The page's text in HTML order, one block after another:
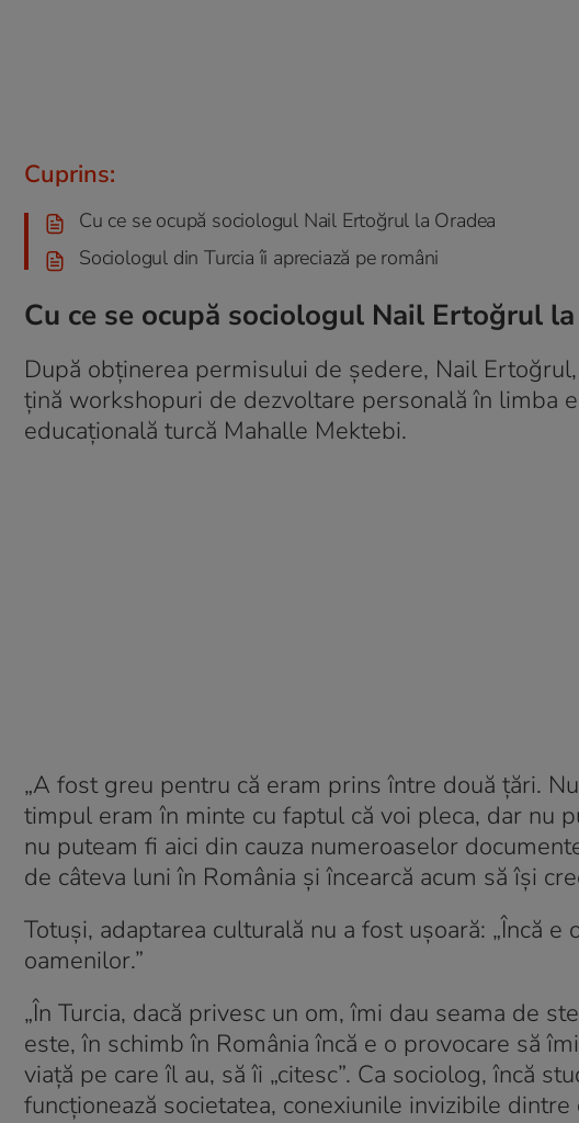
Cuprins:
Cu ce se ocupă sociologul Nail Ertoğrul la Oradea
Sociologul din Turcia îi apreciază pe români
Cu ce se ocupă sociologul Nail Ertoğrul
După obținerea permisului de ședere, Nail
țină workshopuri de dezvoltare personală în limba
educațională turcă Mahalle Mektebi.
„A fost greu pentru că eram prins între două ţări.
timpul eram în minte cu faptul că voi pleca, dar nu
nu puteam fi aici din cauza numeroaselor
de câteva luni în România și încearcă acum să își
Totuși, adaptarea culturală nu a fost ușoară: „Încă
oamenilor.”
„În Turcia, dacă privesc un om, îmi dau seama de
este, în schimb în România încă e o provocare să
viaţă pe care îl au, să îi „citesc”. Ca sociolog, încă
funcţionează societatea, conexiunile invizibile dintre